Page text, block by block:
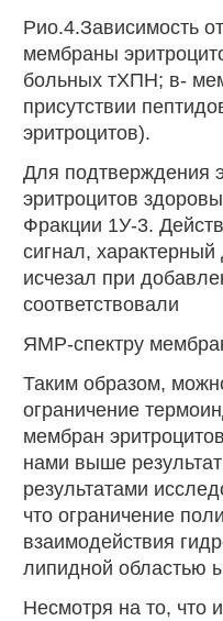
Рио.4.Зависимость
мембраны
больных тХПН; в-
присутствии
эритроцитов).
Для подтверждения
эритроцитов
Фракции 1У-3.
сигнал,
исчезал при
соответствовали
ЯМР-спектру
Таким образом,
ограничение
мембран
нами выше
результатами
что ограничение
взаимодействия
липидной областью
Несмотря на то, что